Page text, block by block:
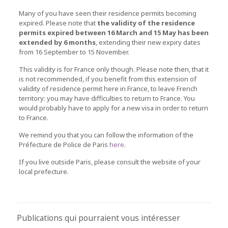
Many of you have seen their residence permits becoming
expired. Please note that the validity of the residence
permits expired between 16 March and 15 May has been
extended by 6 months, extending their new expiry dates
from 16 September to 15 November.
This validity is for France only though. Please note then, that it
is not recommended, if you benefit from this extension of
validity of residence permit here in France, to leave French
territory: you may have difficulties to return to France. You
would probably have to apply for a new visa in order to return
to France.
We remind you that you can follow the information of the
Préfecture de Police de Paris here.
If you live outside Paris, please consult the website of your
local prefecture.
Publications qui pourraient vous intéresser